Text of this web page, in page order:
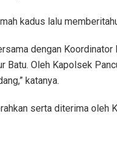
kadus lalu
dengan Koordinator
Batu. Oleh Kapolsek
katanya.
serta diterima oleh